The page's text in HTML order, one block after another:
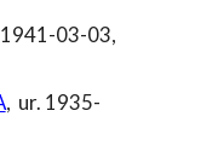
03-03,
, ur. 1935-